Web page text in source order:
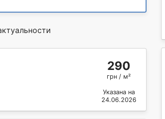
290
грн / м²
Указана на
24.06.2026